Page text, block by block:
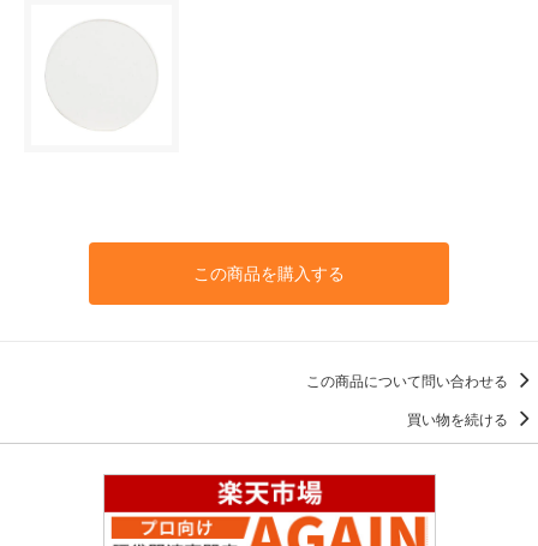
この商品を購入する
この商品について問い合わせる
買い物を続ける